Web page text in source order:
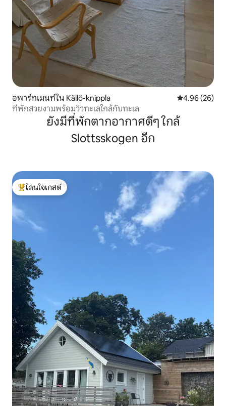
อพาร์ทเมนท์ใน Källö-knippla คะแนนเฉลี่ย
4.96 (26)
ที่พักสวยงามพร้อมวิวทะเลใกล้กับทะเล
ยังมีที่พักตากอากาศดีๆ ใกล้
Slottsskogen อีก
โดนใจเกสต์ที่สุด
โดนใจเกสต์